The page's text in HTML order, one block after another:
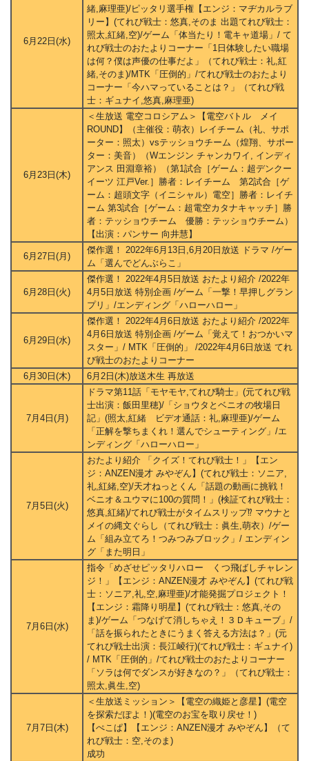
6月22日(水)
緒,麻理亜)/ピッタリ選手権【エンジ：マヂカルラブ
リー】(てれび戦士：悠真,そのま 出題てれび戦士：
照太,紅緒,空)/ゲーム「体当たり！電キャ道場」/ て
れび戦士のおたよりコーナー「1日体験したい職場
は何？僕は声優の仕事だよ」（てれび戦士：礼,紅
緒,そのま)/MTK「圧倒的」/てれび戦士のおたより
コーナー「今ハマっていることは？」（てれび戦
士：ギュナイ,悠真,麻理亜)
6月23日(木)
＜生放送 電空コロシアム＞【電空バトル メイ
ROUND】（主催役：萌衣）レイチーム（礼、サポ
ーター：照太）vsテッショウチーム（煌翔、サポー
ター：美音）（Wエンジン チャンカワイ, インディ
アンス 田淵章裕）（第1試合［ゲーム：超デンクー
イーツ 江戸Ver.］勝者：レイチーム 第2試合［ゲ
ーム：超頭文字（イニシャル）電空］勝者：レイチ
ーム 第3試合［ゲーム：超電空カタナキャッチ］勝
者：テッショウチーム 優勝：テッショウチーム）
【出演：パンサー 向井慧】
6月27日(月)
傑作選！ 2022年6月13日,6月20日放送 ドラマ /ゲー
ム「選んでどんぶらこ」
6月28日(火)
傑作選！ 2022年4月5日放送 おたより紹介 /2022年
4月5日放送 特別企画 /ゲーム「一撃！早押しグラン
プリ」/エンディング「ハローハロー」
6月29日(水)
傑作選！ 2022年4月6日放送 おたより紹介 /2022年
4月6日放送 特別企画 /ゲーム「覚えて！おつかいマ
スター」/ MTK「圧倒的」 /2022年4月6日放送 てれ
び戦士のおたよりコーナー
6月30日(木)
6月2日(木)放送木生 再放送
7月4日(月)
ドラマ第11話「モヤモヤ,てれび騎士」(元てれび戦
士出演：飯田里穂)/「ショウタとベニオの牧場日
記」(照太,紅緒 ビデオ通話：礼,麻理亜)/ゲーム
「正解を撃ちまくれ！選んでシューティング」/エ
ンディング「ハローハロー」
7月5日(火)
おたより紹介 「クイズ！てれび戦士！」【エン
ジ：ANZEN漫才 みやぞん】(てれび戦士：ソニア,
礼,紅緒,空)/天才ねっとくん「話題の動画に挑戦！
ベニオ＆ユウマに100の質問！」(検証てれび戦士：
悠真,紅緒)/てれび戦士がタイムスリップ⁉ マウナと
メイの縄文ぐらし（てれび戦士：眞生,萌衣）/ゲー
ム「組み立てろ！つみつみブロック」/ エンディン
グ「また明日」
7月6日(水)
指令「めざせピッタリハロー くつ飛ばしチャレン
ジ！」【エンジ：ANZEN漫才 みやぞん】(てれび戦
士：ソニア,礼,空,麻理亜)/才能発掘プロジェクト！
【エンジ：霜降り明星】(てれび戦士：悠真,その
ま)/ゲーム「つなげて消しちゃえ！３Ｄキューブ」/
「話を振られたときにうまく答える方法は？」(元
てれび戦士出演：長江崚行)(てれび戦士：ギュナイ)
/ MTK「圧倒的」/てれび戦士のおたよりコーナー
「ソラは何でダンスが好きなの？」（てれび戦士：
照太,眞生,空)
7月7日(木)
＜生放送ミッション＞【電空の織姫と彦星】(電空
を探索だぽよ！)(電空のお宝を取り戻せ！)
【ぺこぱ】【エンジ：ANZEN漫才 みやぞん】（て
れび戦士：空,そのま)
成功